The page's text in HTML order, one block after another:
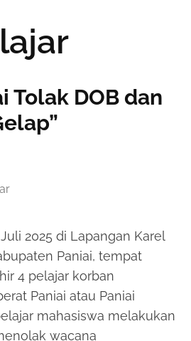
Tolak DOB dan
2025 di Lapangan Karel
Paniai, tempat
4 pelajar korban
Paniai atau Paniai
mahasiswa melakukan
wacana